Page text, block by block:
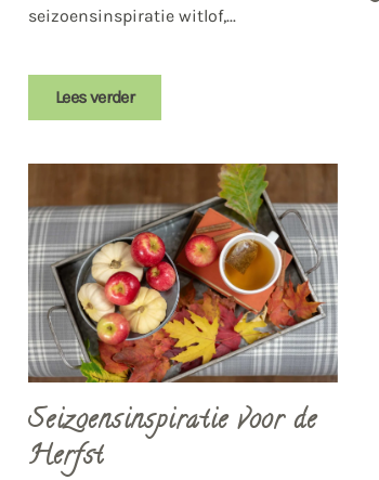
seizoensinspiratie witlof,...
Lees verder
Seizoensinspiratie voor de
Herfst